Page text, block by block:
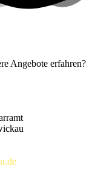
Angebote erfahren?